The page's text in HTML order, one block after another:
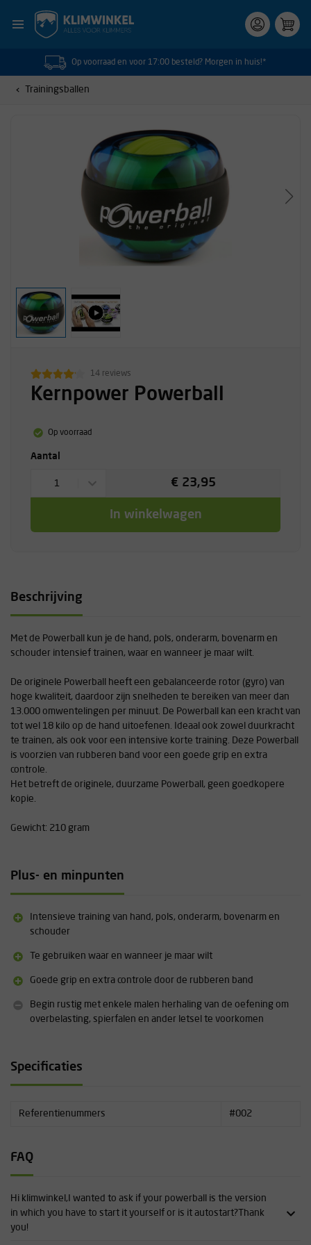
Op voorraad en voor 17:00 besteld? Morgen in huis!*
Trainingsballen
14 reviews
Kernpower Powerball
Op voorraad
Aantal
1 € 23,95
In winkelwagen
Beschrijving
Met de Powerball kun je de hand, pols, onderarm, bovenarm en
schouder intensief trainen, waar en wanneer je maar wilt.
De originele Powerball heeft een gebalanceerde rotor (gyro) van
hoge kwaliteit, daardoor zijn snelheden te bereiken van meer dan
13.000 omwentelingen per minuut. De Powerball kan een kracht van
tot wel 18 kilo op de hand uitoefenen. Ideaal ook zowel duurkracht
te trainen, als ook voor een intensive korte training. Deze Powerball
is voorzien van rubberen band voor een goede grip en extra
controle.
Het betreft de originele, duurzame Powerball, geen goedkopere
kopie.
Gewicht: 210 gram
Plus- en minpunten
Intensieve training van hand, pols, onderarm, bovenarm en
schouder
Te gebruiken waar en wanneer je maar wilt
Goede grip en extra controle door de rubberen band
Begin rustig met enkele malen herhaling van de oefening om
overbelasting, spierfalen en ander letsel te voorkomen
Specificaties
Referentienummers #002
FAQ
Hi klimwinkel,I wanted to ask if your powerball is the version
in which you have to start it yourself or is it autostart?Thank
you!